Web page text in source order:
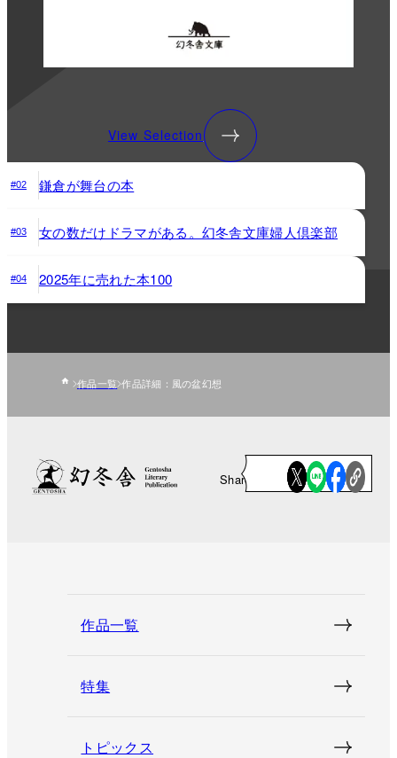
View Selection
#02 鎌倉が舞台の本
#03 女の数だけドラマがある。幻冬舎文庫婦人倶楽部
#04 2025年に売れた本100
作品一覧 作品詳細：風の盆幻想
Share
作品一覧
特集
トピックス